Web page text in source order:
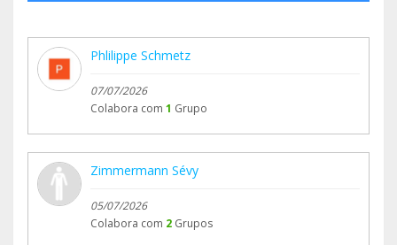
Phlilippe Schmetz
07/07/2026
Colabora com 1 Grupo
Zimmermann Sévy
05/07/2026
Colabora com 2 Grupos